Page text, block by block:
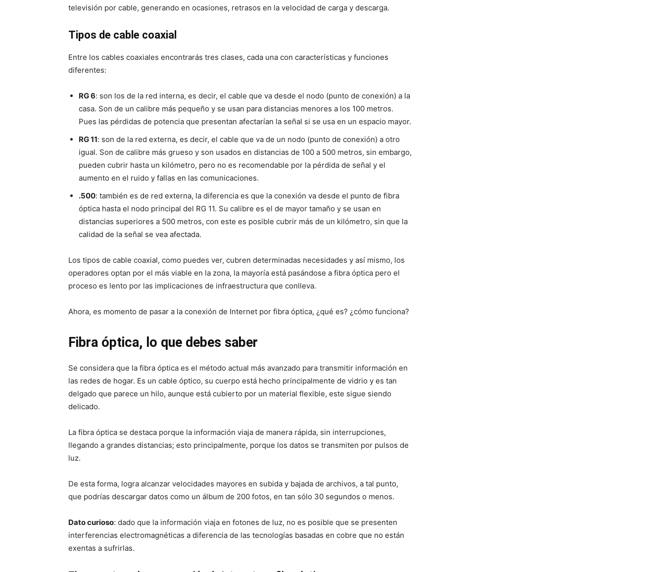
televisión por cable, generando en ocasiones, retrasos en la velocidad de carga y descarga.
Tipos de cable coaxial
Entre los cables coaxiales encontrarás tres clases, cada una con características y funciones
diferentes:
RG 6: son los de la red interna, es decir, el cable que va desde el nodo (punto de conexión) a la
casa. Son de un calibre más pequeño y se usan para distancias menores a los 100 metros.
Pues las pérdidas de potencia que presentan afectarían la señal si se usa en un espacio mayor.
RG 11: son de la red externa, es decir, el cable que va de un nodo (punto de conexión) a otro
igual. Son de calibre más grueso y son usados en distancias de 100 a 500 metros, sin embargo,
pueden cubrir hasta un kilómetro, pero no es recomendable por la pérdida de señal y el
aumento en el ruido y fallas en las comunicaciones.
.500: también es de red externa, la diferencia es que la conexión va desde el punto de fibra
óptica hasta el nodo principal del RG 11. Su calibre es el de mayor tamaño y se usan en
distancias superiores a 500 metros, con este es posible cubrir más de un kilómetro, sin que la
calidad de la señal se vea afectada.
Los tipos de cable coaxial, como puedes ver, cubren determinadas necesidades y así mismo, los
operadores optan por el más viable en la zona, la mayoría está pasándose a fibra óptica pero el
proceso es lento por las implicaciones de infraestructura que conlleva.
Ahora, es momento de pasar a la conexión de Internet por fibra óptica, ¿qué es? ¿cómo funciona?
Fibra óptica, lo que debes saber
Se considera que la fibra óptica es el método actual más avanzado para transmitir información en
las redes de hogar. Es un cable óptico, su cuerpo está hecho principalmente de vidrio y es tan
delgado que parece un hilo, aunque está cubierto por un material flexible, este sigue siendo
delicado.
La fibra óptica se destaca porque la información viaja de manera rápida, sin interrupciones,
llegando a grandes distancias; esto principalmente, porque los datos se transmiten por pulsos de
luz.
De esta forma, logra alcanzar velocidades mayores en subida y bajada de archivos, a tal punto,
que podrías descargar datos como un álbum de 200 fotos, en tan sólo 30 segundos o menos.
Dato curioso: dado que la información viaja en fotones de luz, no es posible que se presenten
interferencias electromagnéticas a diferencia de las tecnologías basadas en cobre que no están
exentas a sufrirlas.